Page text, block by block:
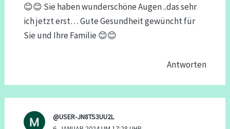
😊😊 Sie haben wunderschöne Augen ..das sehr
ich jetzt erst… Gute Gesundheit gewüncht für
Sie und Ihre Familie 😊😊
Antworten
@USER-JN8TS3UU2L